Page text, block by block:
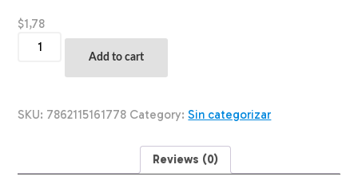
$1,78
Neutralizador
Pets
Add to cart
SKU: 7862115161778 Category:Sin categorizar
Reviews (0)